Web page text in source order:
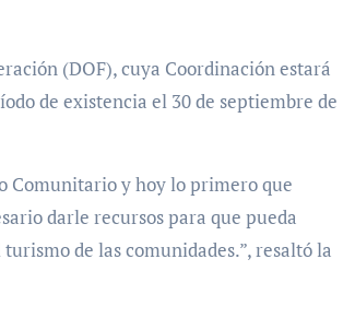
(DOF), cuya Coordinación estará
de existencia el 30 de septiembre de
Comunitario y hoy lo primero que
darle recursos para que pueda
de las comunidades.”, resaltó la